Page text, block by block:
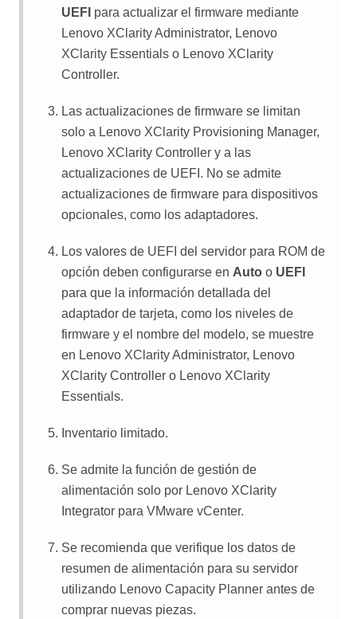
UEFI para actualizar el firmware mediante
Lenovo XClarity Administrator, Lenovo
XClarity Essentials o Lenovo XClarity
Controller.
Las actualizaciones de firmware se limitan
solo a Lenovo XClarity Provisioning Manager,
Lenovo XClarity Controller y a las
actualizaciones de UEFI. No se admite
actualizaciones de firmware para dispositivos
opcionales, como los adaptadores.
Los valores de UEFI del servidor para ROM de
opción deben configurarse en Auto o UEFI
para que la información detallada del
adaptador de tarjeta, como los niveles de
firmware y el nombre del modelo, se muestre
en Lenovo XClarity Administrator, Lenovo
XClarity Controller o Lenovo XClarity
Essentials.
Inventario limitado.
Se admite la función de gestión de
alimentación solo por Lenovo XClarity
Integrator para VMware vCenter.
Se recomienda que verifique los datos de
resumen de alimentación para su servidor
utilizando Lenovo Capacity Planner antes de
comprar nuevas piezas.